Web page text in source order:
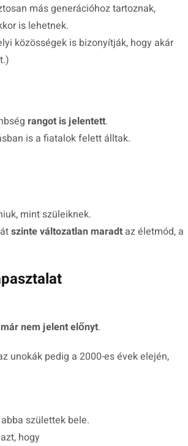
más generációhoz tartoznak,
is lehetnek.
közösségek is bizonyítják, hogy akár
rangot is jelentett.
is a fiatalok felett álltak.
mint szüleiknek.
szinte változatlan maradt az életmód, a
nem jelent előnyt.
unokák pedig a 2000-es évek elején,
születtek bele.
hogy